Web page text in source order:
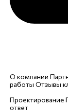
О компании
работы Отзывы
Услуги
Проектирование
ответ